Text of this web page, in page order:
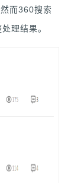
而360搜索
理结果。